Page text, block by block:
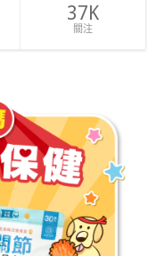
37K
關注